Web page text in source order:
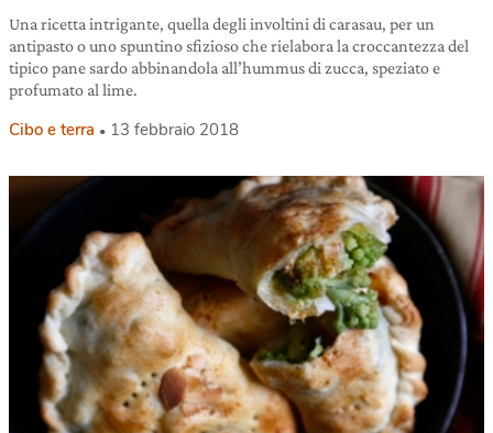
Una ricetta intrigante, quella degli involtini di carasau, per un
antipasto o uno spuntino sfizioso che rielabora la croccantezza del
tipico pane sardo abbinandola all’hummus di zucca, speziato e
profumato al lime.
Cibo e terra 13 febbraio 2018